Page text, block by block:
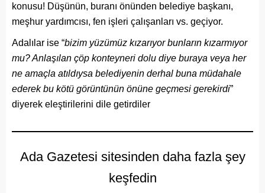
konusu! Düşünün, buranı önünden belediye başkanı,
meşhur yardımcısı, fen işleri çalışanları vs. geçiyor.
Adalılar ise “bizim yüzümüz kızarıyor bunların kızarmıyor
mu? Anlaşılan çöp konteyneri dolu diye buraya veya her
ne amaçla atıldıysa belediyenin derhal buna müdahale
ederek bu kötü görüntünün önüne geçmesi gerekirdi”
diyerek eleştirilerini dile getirdiler
Ada Gazetesi sitesinden daha fazla şey
keşfedin